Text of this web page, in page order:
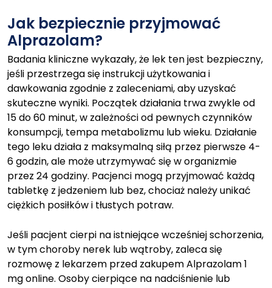
Jak bezpiecznie przyjmować
Alprazolam?
Badania kliniczne wykazały, że lek ten jest bezpieczny,
jeśli przestrzega się instrukcji użytkowania i
dawkowania zgodnie z zaleceniami, aby uzyskać
skuteczne wyniki. Początek działania trwa zwykle od
15 do 60 minut, w zależności od pewnych czynników
konsumpcji, tempa metabolizmu lub wieku. Działanie
tego leku działa z maksymalną siłą przez pierwsze 4-
6 godzin, ale może utrzymywać się w organizmie
przez 24 godziny. Pacjenci mogą przyjmować każdą
tabletkę z jedzeniem lub bez, chociaż należy unikać
ciężkich posiłków i tłustych potraw.
Jeśli pacjent cierpi na istniejące wcześniej schorzenia,
w tym choroby nerek lub wątroby, zaleca się
rozmowę z lekarzem przed zakupem Alprazolam 1
mg online. Osoby cierpiące na nadciśnienie lub